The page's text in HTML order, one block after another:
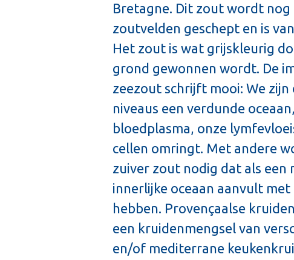
Bretagne. Dit zout wordt nog
zoutvelden geschept en is
Het zout is wat grijskleurig
grond gewonnen wordt. De
zeezout schrijft mooi: We
niveaus een verdunde
bloedplasma, onze
cellen omringt. Met andere
zuiver zout nodig dat als een
innerlijke oceaan aanvult
hebben. Provençaalse
een kruidenmengsel van
en/of mediterrane